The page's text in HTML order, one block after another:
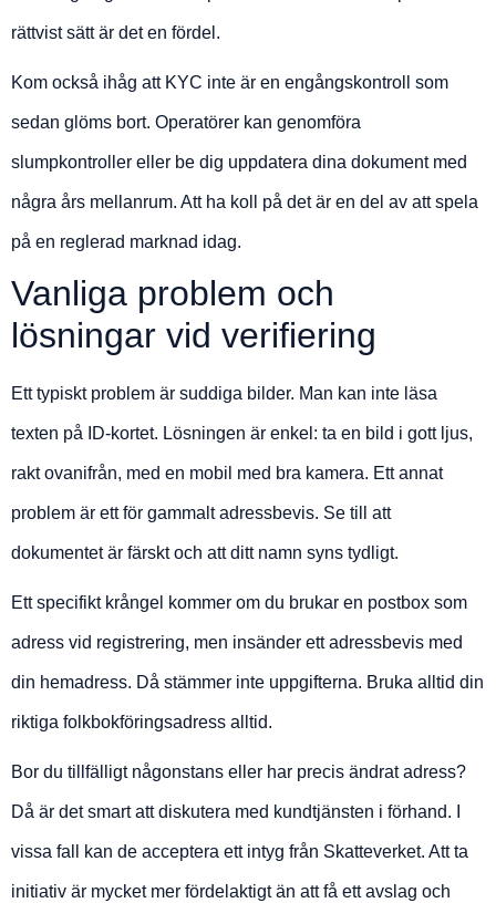
rättvist sätt är det en fördel.
Kom också ihåg att KYC inte är en engångskontroll som
sedan glöms bort. Operatörer kan genomföra
slumpkontroller eller be dig uppdatera dina dokument med
några års mellanrum. Att ha koll på det är en del av att spela
på en reglerad marknad idag.
Vanliga problem och
lösningar vid verifiering
Ett typiskt problem är suddiga bilder. Man kan inte läsa
texten på ID-kortet. Lösningen är enkel: ta en bild i gott ljus,
rakt ovanifrån, med en mobil med bra kamera. Ett annat
problem är ett för gammalt adressbevis. Se till att
dokumentet är färskt och att ditt namn syns tydligt.
Ett specifikt krångel kommer om du brukar en postbox som
adress vid registrering, men insänder ett adressbevis med
din hemadress. Då stämmer inte uppgifterna. Bruka alltid din
riktiga folkbokföringsadress alltid.
Bor du tillfälligt någonstans eller har precis ändrat adress?
Då är det smart att diskutera med kundtjänsten i förhand. I
vissa fall kan de acceptera ett intyg från Skatteverket. Att ta
initiativ är mycket mer fördelaktigt än att få ett avslag och